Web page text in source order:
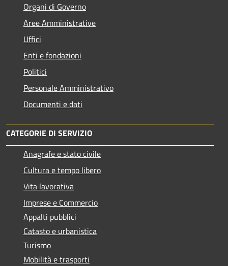
Organi di Governo
Aree Amministrative
Uffici
Enti e fondazioni
Politici
Personale Amministrativo
Documenti e dati
CATEGORIE DI SERVIZIO
Anagrafe e stato civile
Cultura e tempo libero
Vita lavorativa
Imprese e Commercio
Appalti pubblici
Catasto e urbanistica
Turismo
Mobilità e trasporti